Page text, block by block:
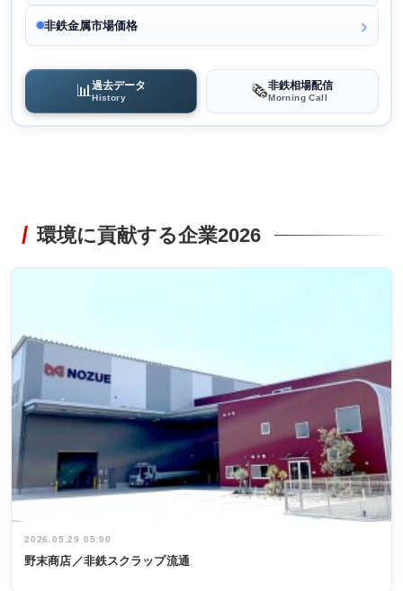
非鉄金属市場価格
📊過去データ
History 🗞️非鉄相場配信
Morning Call
環境に貢献する企業2026
2026.05.29 05:00
野末商店／非鉄スクラップ流通